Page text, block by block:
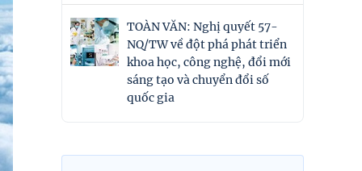
TOÀN VĂN: Nghị quyết 57-
NQ/TW về đột phá phát triển
khoa học, công nghệ, đổi mới
sáng tạo và chuyển đổi số
quốc gia